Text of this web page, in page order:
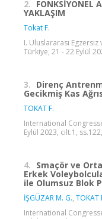
2. FONKSİYONEL
YAKLAŞIM
Tokat F.
I. Uluslararası
Türkiye, 21 - 22 Eylül
3. Direnç
Gecikmiş Kas
TOKAT F.
International
Eylül 2023, cilt.1,
4. Smaçör ve
Erkek
ile Olumsuz Blok
İŞGÜZAR M. G., TOKAT
International